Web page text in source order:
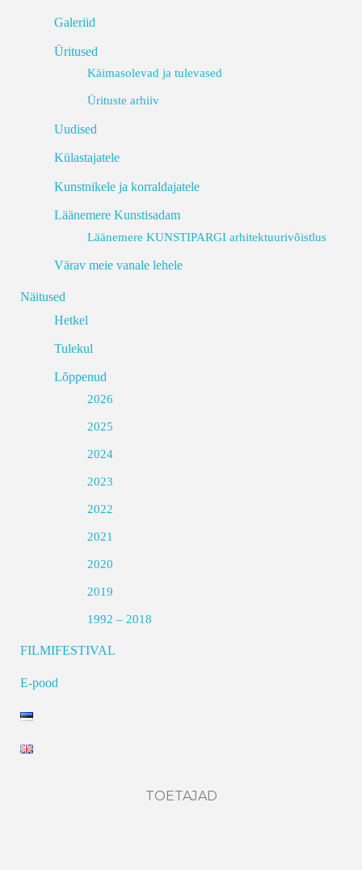
Galeriid
Üritused
Käimasolevad ja tulevased
Ürituste arhiiv
Uudised
Külastajatele
Kunstnikele ja korraldajatele
Läänemere Kunstisadam
Läänemere KUNSTIPARGI arhitektuurivõistlus
Värav meie vanale lehele
Näitused
Hetkel
Tulekul
Lõppenud
2026
2025
2024
2023
2022
2021
2020
2019
1992 – 2018
FILMIFESTIVAL
E-pood
TOETAJAD